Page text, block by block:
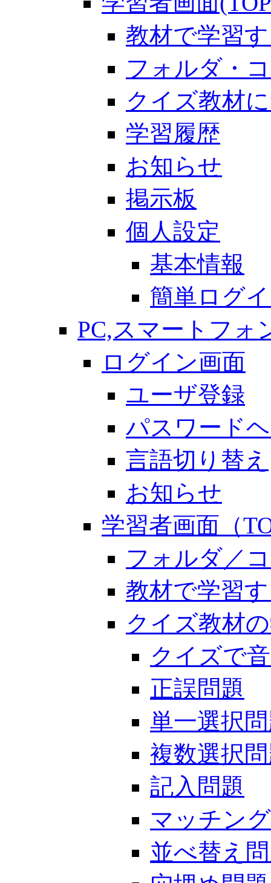
教材で学習
フォルダ・
クイズ教材
学習履歴
お知らせ
掲示板
個人設定
基本情報
簡単ログ
PC,スマートフォ
ログイン画面
ユーザ登録
パスワード
言語切り替え
お知らせ
学習者画面（
フォルダ／
教材で学習
クイズ教材
クイズで
正誤問題
単一選択
複数選択
記入問題
マッチン
並べ替え